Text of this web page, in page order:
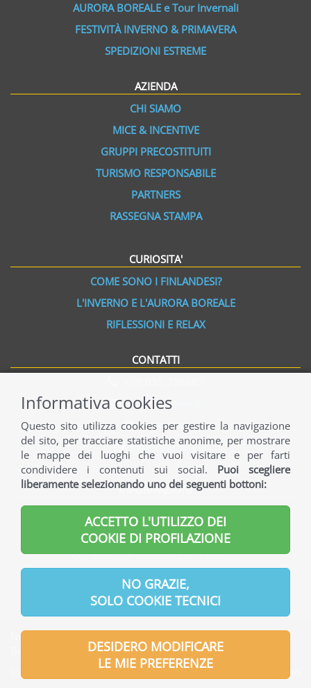
AURORA BOREALE e Tour Invernali
FESTIVITÀ INVERNO & PRIMAVERA
SPEDIZIONI ESTREME
AZIENDA
CHI SIAMO
MICE & INCENTIVE
GRUPPI PRECOSTITUITI
TURISMO RESPONSABILE
PARTNERS
RASSEGNA STAMPA
CURIOSITA'
COME SONO I FINLANDESI?
L'INVERNO E L'AURORA BOREALE
RIFLESSIONI E RELAX
CONTATTI
info@norama.it
Contattaci
Riservato ADV
INFORMAZIONI
INFORMAZIONI UTILI
CONDIZIONI GENERALI DI VENDITA
INFORMATIVA PRIVACY
Norama S.r.l. | Indirizzo Sede legale: Via Verdi, 7 - 24121
Iscritta presso l'Ufficio del Registro delle Imprese di Bergamo
Informativa cookies
Questo sito utilizza cookies per gestire la navigazione
del sito, per tracciare statistiche anonime, per mostrare
le mappe dei luoghi che vuoi visitare e per farti
condividere i contenuti sui social. Puoi scegliere
liberamente selezionando uno dei seguenti bottoni:
ACCETTO L'UTILIZZO DEI
COOKIE DI PROFILAZIONE
NO GRAZIE,
SOLO COOKIE TECNICI
DESIDERO MODIFICARE
LE MIE PREFERENZE